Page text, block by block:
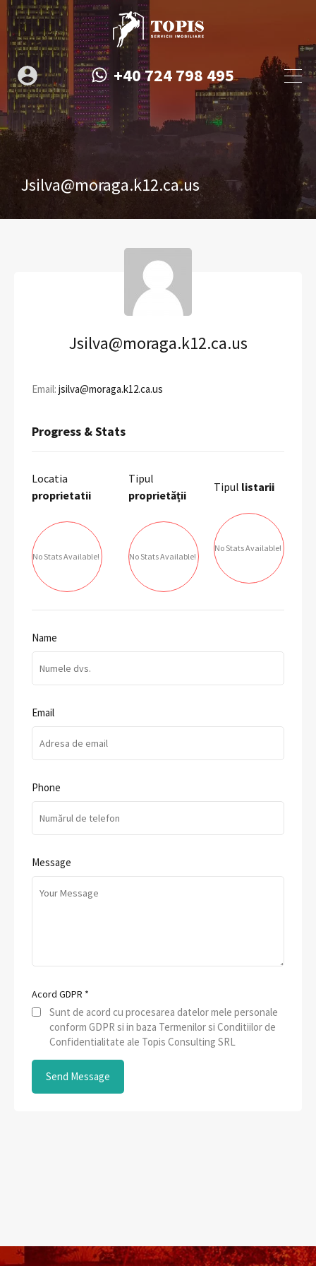
+40 724 798 495
Jsilva@moraga.k12.ca.us
Jsilva@moraga.k12.ca.us
Email: jsilva@moraga.k12.ca.us
Progress & Stats
Locatia
proprietatii
No Stats Available!
Tipul
proprietății
No Stats Available!
Tipul listarii
No Stats Available!
Name
Email
Phone
Message
Acord GDPR *
Sunt de acord cu procesarea datelor mele personale
conform GDPR si in baza Termenilor si Conditiilor de
Confidentialitate ale Topis Consulting SRL